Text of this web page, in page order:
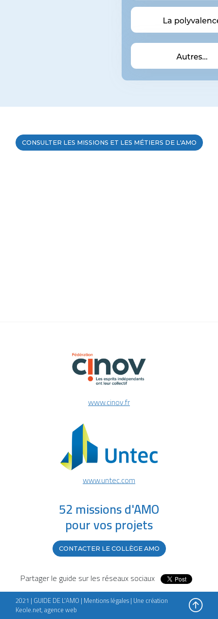
CONSULTER LES MISSIONS ET LES MÉTIERS DE L'AMO
www.cinov.fr
www.untec.com
52 missions d'AMO
pour vos projets
CONTACTER LE COLLÈGE AMO
Partager le guide sur les réseaux sociaux
2021 | GUIDE DE L'AMO | Mentions légales| Une création
Keole.net, agence web